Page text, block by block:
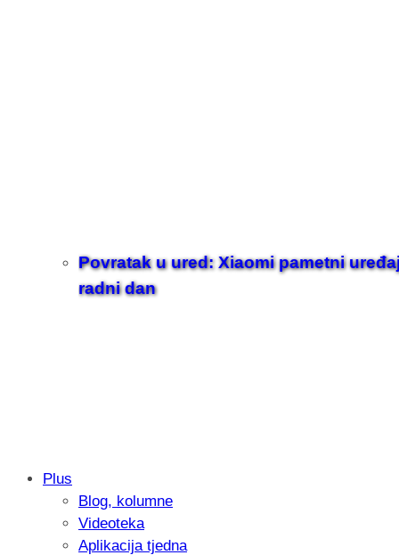
Povratak u ured: Xiaomi pametni
radni dan
Samsung otkrio kako je nastajala
donijelo tanje i izdržljivije preklopne
Plus
Blog, kolumne
Videoteka
Aplikacija tjedna